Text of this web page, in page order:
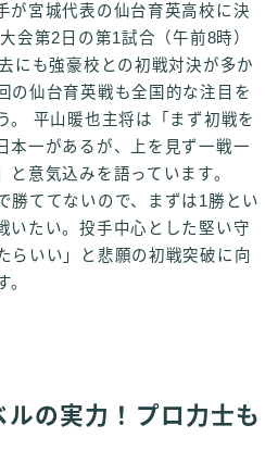
が宮城代表の仙台育英高校に決
会第2日の第1試合（午前8時）
にも強豪校との初戦対決が多か
の仙台育英戦も全国的な注目を
。 平山暖也主将は「まず初戦を
本一があるが、上を見ず一戦一
意気込みを語っています。
勝ててないので、まずは1勝とい
いたい。投手中心とした堅い守
らいい」と悲願の初戦突破に向
。
の実力！プロ力士も